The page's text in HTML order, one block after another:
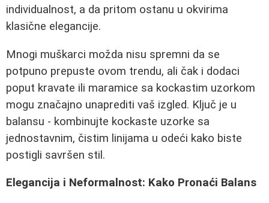
individualnost, a da pritom ostanu u okvirima
klasične elegancije.
Mnogi muškarci možda nisu spremni da se
potpuno prepuste ovom trendu, ali čak i dodaci
poput kravate ili maramice sa kockastim uzorkom
mogu značajno unaprediti vaš izgled. Ključ je u
balansu - kombinujte kockaste uzorke sa
jednostavnim, čistim linijama u odeći kako biste
postigli savršen stil.
Elegancija i Neformalnost: Kako Pronaći Balans